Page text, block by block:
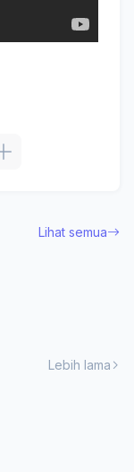
Lihat semua
Lebih lama